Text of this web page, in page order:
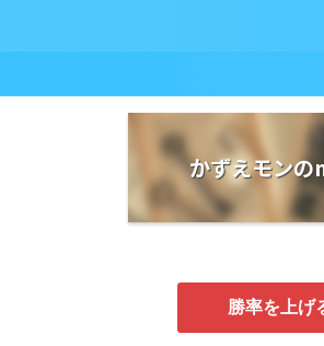
かずえモン
勝率を上げ